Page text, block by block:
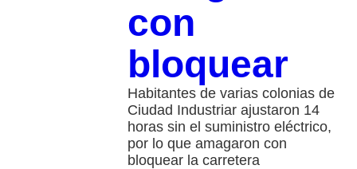
con
bloquear
Habitantes de varias colonias de
Ciudad Industriar ajustaron 14
horas sin el suministro eléctrico,
por lo que amagaron con
bloquear la carretera